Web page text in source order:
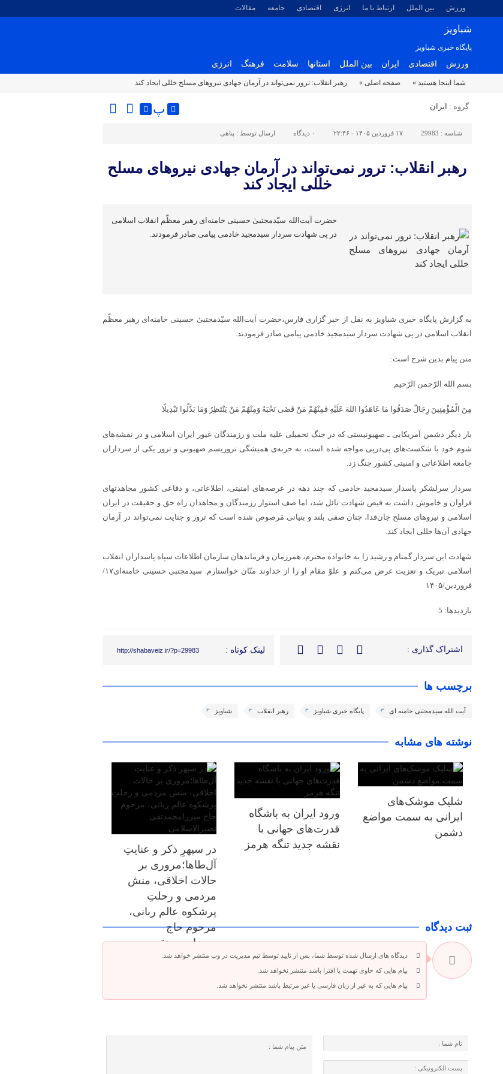
ورزش بین الملل ارتباط با ما انرژی اقتصادی جامعه مقالات
شباویز
پایگاه خبری شباویز
ورزش اقتصادی ایران بین الملل استانها سلامت فرهنگ انرژی
شما اینجا هستید » صفحه اصلی » رهبر انقلاب: ترور نمی‌تواند در آرمان جهادی نیروهای مسلح خللی ایجاد کند
گروه : ایران پ
شناسه : 29983 ۱۷ فروردین ۱۴۰۵ - ۲۲:۴۶ ۰ دیدگاه ارسال توسط : پناهی
رهبر انقلاب: ترور نمی‌تواند در آرمان جهادی نیروهای مسلح
خللی ایجاد کند
حضرت آیت‌الله سیّدمجتبیٰ حسینی خامنه‌ای رهبر معظّم انقلاب اسلامی
در پی شهادت سردار سیدمجید خادمی پیامی صادر فرمودند.
به گزارش پایگاه خبری شباویز به نقل از خبر گزاری فارس،حضرت آیت‌الله سیّدمجتبیٰ حسینی خامنه‌ای رهبر معظّم
انقلاب اسلامی در پی شهادت سردار سیدمجید خادمی پیامی صادر فرمودند.
متن پیام بدین شرح است:
بسم الله الرّحمن الرّحیم
مِنَ الْمُؤْمِنِینَ رِجَالٌ صَدَقُوا مَا عَاهَدُوا اللهَ عَلَیْهِ فَمِنْهُمْ مَنْ قَضَى نَحْبَهُ وَمِنْهُمْ مَنْ یَنْتَظِرُ وَمَا بَدَّلُوا تَبْدِیلًا
بار دیگر دشمن آمریکایی ـ صهیونیستی که در جنگ تحمیلی علیه ملت و رزمندگان غیور ایران اسلامی و در نقشه‌های
شوم خود با شکست‌های پی‌درپی مواجه شده است، به حربه‌ی همیشگی تروریسم صهیونی و ترور یکی از سرداران
جامعه اطلاعاتی و امنیتی کشور چنگ زد.
سردار سرلشکر پاسدار سیدمجید خادمی که چند دهه در عرصه‌های امنیتی، اطلاعاتی، و دفاعی کشور مجاهدتهای
فراوان و خاموش داشت به فیض شهادت نائل شد، اما صف استوار رزمندگان و مجاهدان راه حق و حقیقت در ایران
اسلامی و نیروهای مسلح جان‌فدا، چنان صفی بلند و بنیانی مَرصوص شده است که ترور و جنایت نمی‌تواند در آرمان
جهادی آن‌ها خللی ایجاد کند.
شهادت این سردار گمنام و رشید را به خانواده محترم، همرزمان و فرماندهان سازمان اطلاعات سپاه پاسداران انقلاب
اسلامی تبریک و تعزیت عرض می‌کنم و علوّ مقام او را از خداوند منّان خواستارم. سیدمجتبی حسینی خامنه‌ای۱۷/
فروردین/۱۴۰۵
بازدیدها: 5
اشتراک گذاری : لینک کوتاه : http://shabaveiz.ir/?p=29983
برچسب ها
آیت الله سیدمجتبی خامنه ای پایگاه خبری شباویز رهبر انقلاب شباویز
نوشته های مشابه
شلیک موشک‌های
ایرانی به سمت مواضع
دشمن
ورود ایران به باشگاه
قدرت‌های جهانی با
نقشه جدید تنگه هرمز
در سپهرِ ذکر و عنایتِ
آل‌طاها؛مروری بر
حالات اخلاقی، منش
مردمی و رحلتِ
پرشکوه عالم ربانی،
مرحوم حاج
میرزامحمدتقی
نصیرالاسلامی
ثبت دیدگاه
دیدگاه های ارسال شده توسط شما، پس از تایید توسط تیم مدیریت در وب منتشر خواهد شد.
پیام هایی که حاوی تهمت یا افترا باشد منتشر نخواهد شد.
پیام هایی که به غیر از زبان فارسی یا غیر مرتبط باشد منتشر نخواهد شد.